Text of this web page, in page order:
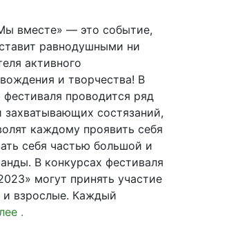
вместе» — это событие,
равнодушными ни
активного
и творчества! В
фестиваля проводится ряд
захватывающих состязаний,
каждому проявить себя
себя частью большой и
В конкурсах фестиваля
могут принять участие
и взрослые. Каждый
.